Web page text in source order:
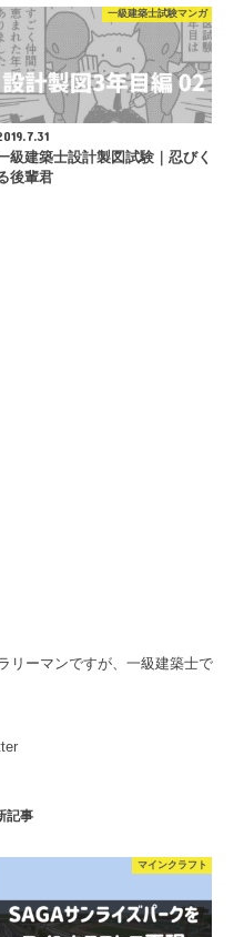
一級建築士試験マンガ
級建築士設計製図試験｜忍びく
後輩君
リーマンですが、一級建築士で
記事
マインクラフト